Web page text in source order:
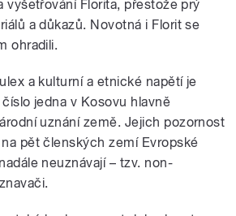
vyšetřování Florita, přestože prý
a důkazů. Novotná i Florit se
ohradili.
a kulturní a etnické napětí je
jedna v Kosovu hlavně
uznání země. Jejich pozornost
pět členských zemí Evropské
neuznávají – tzv. non-